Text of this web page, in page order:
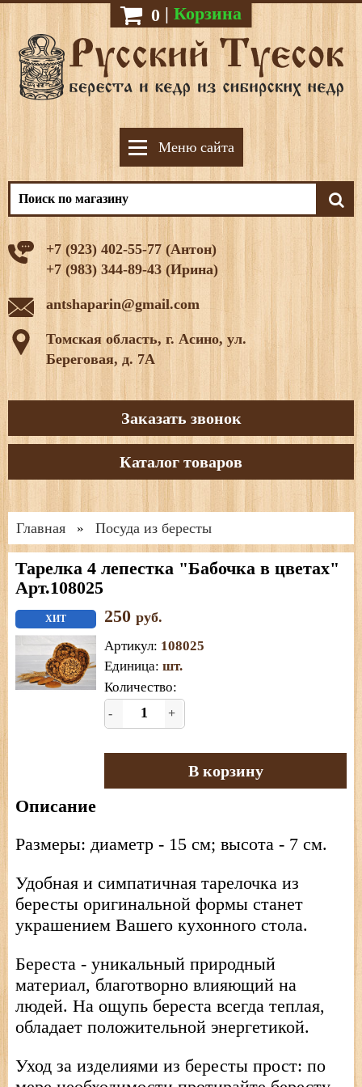
0 | Корзина
Меню сайта
+7 (923) 402-55-77 (Антон)
+7 (983) 344-89-43 (Ирина)
antshaparin@gmail.com
Томская область, г. Асино, ул.
Береговая, д. 7А
Заказать звонок
Каталог товаров
Главная » Посуда из бересты
Тарелка 4 лепестка "Бабочка в цветах"
Арт.108025
ХИТ 250 руб.
Артикул: 108025
Единица: шт.
Количество:
- +
В корзину
Описание
Размеры: диаметр - 15 см; высота - 7 см.
Удобная и симпатичная тарелочка из
бересты оригинальной формы станет
украшением Вашего кухонного стола.
Береста - уникальный природный
материал, благотворно влияющий на
людей. На ощупь береста всегда теплая,
обладает положительной энергетикой.
Уход за изделиями из бересты прост: по